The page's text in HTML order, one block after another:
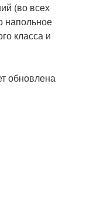
(во всех
напольное
класса и
обновлена